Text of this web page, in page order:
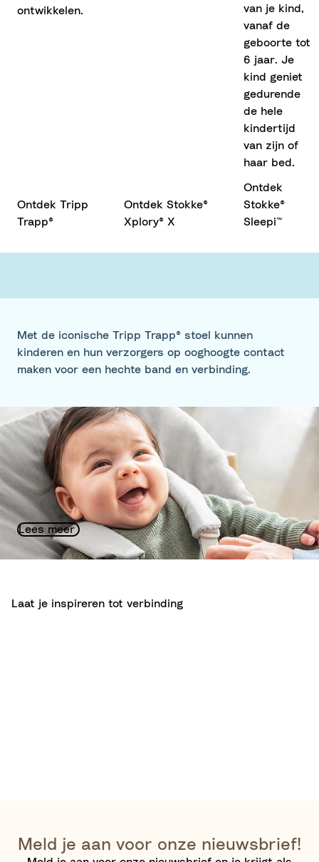
ontwikkelen.
Ontdek Tripp
Trapp®
Ontdek Stokke®
Xplory® X
van je kind,
vanaf de
geboorte tot
6 jaar. Je
kind geniet
gedurende
de hele
kindertijd
van zijn of
haar bed.
Ontdek
Stokke®
Sleepi™
Met de iconische Tripp Trapp® stoel kunnen
kinderen en hun verzorgers op ooghoogte contact
maken voor een hechte band en verbinding.
Duurzaamheid bij Stokke®
Op weg naar een betere toekomst: duurzaamheid
staat bij ons hoog in het vaandel als het gaat om de
manier waarop we producten ontwerpen en
produceren.
Lees meer
Laat je inspireren tot verbinding
Meld je aan voor onze nieuwsbrief!